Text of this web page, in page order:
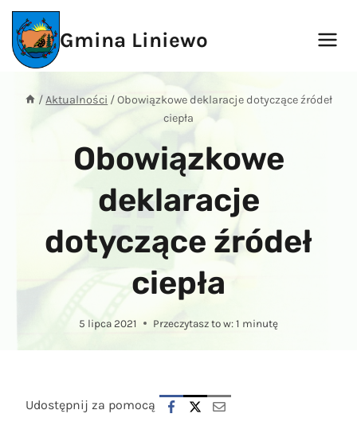
Przejdź
treści
Gmina Liniewo
/Aktualności /Obowiązkowe deklaracje dotyczące źródeł
ciepła
Obowiązkowe
deklaracje
dotyczące źródeł
ciepła
5 lipca 2021 Przeczytasz to w: 1 minutę
Udostępnij za pomocą